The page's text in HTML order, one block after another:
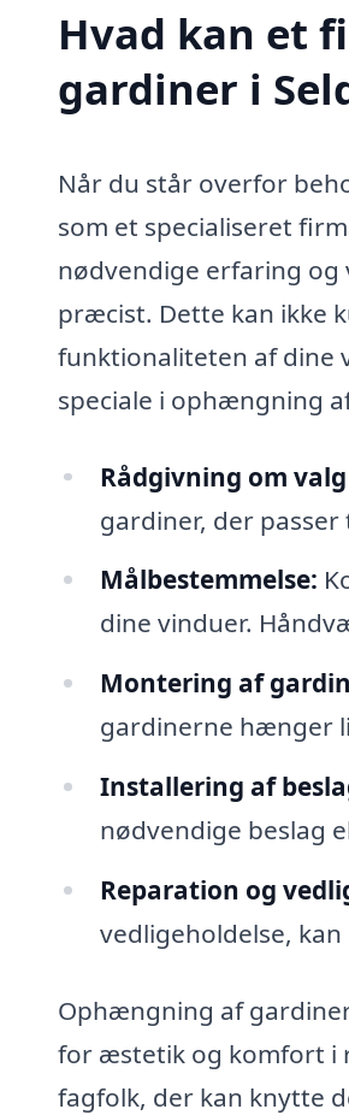
Hvad kan et
gardiner i
Når du står overfor
som et specialiseret
nødvendige erfaring
præcist. Dette kan ikke
funktionaliteten af dine
speciale i ophængning
Rådgivning om
gardiner, der
Målbestemmelse:
dine vinduer.
Montering af
gardinerne hænger
Installering af
nødvendige beslag
Reparation og
vedligeholdelse,
Ophængning af
for æstetik og komfort i
fagfolk, der kan knytte